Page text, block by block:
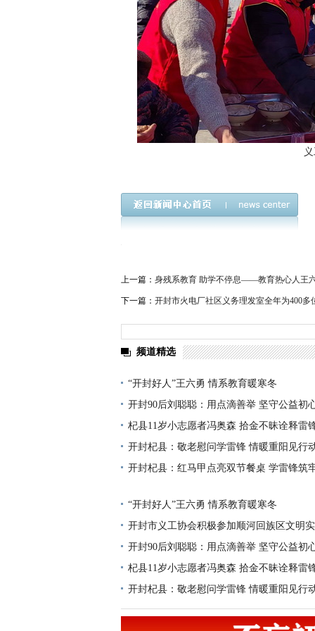
上一篇： 身残系教育 助学不停息——教育热心人王
下一篇： 开封市火电厂社区义务理发室全年为400多
频道精选
“开封好人”王六勇 情系教育暖寒冬
开封90后刘聪聪：用点滴善举 坚守公益初
杞县11岁小志愿者冯奥森 拾金不昧诠释雷
开封杞县：敬老慰问学雷锋 情暖重阳见行
开封杞县：红马甲点亮双节餐桌 学雷锋筑
“开封好人”王六勇 情系教育暖寒冬
开封市义工协会积极参加顺河回族区文明
开封90后刘聪聪：用点滴善举 坚守公益初
杞县11岁小志愿者冯奥森 拾金不昧诠释雷
开封杞县：敬老慰问学雷锋 情暖重阳见行